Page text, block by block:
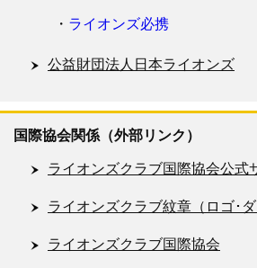
・ ライオンズ必携
公益財団法人日本ライオンズ
国際協会関係（外部リンク）
ライオンズクラブ国際協会公式
ライオンズクラブ紋章（ロゴ･ダ
ライオンズクラブ国際協会